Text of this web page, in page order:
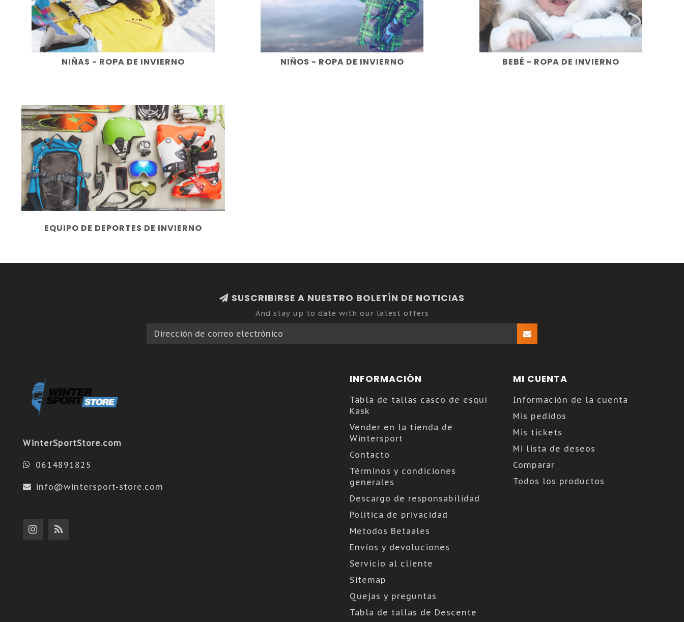
NIÑAS - ROPA DE INVIERNO NIÑOS - ROPA DE INVIERNO BEBÉ - ROPA DE INVIERNO
EQUIPO DE DEPORTES DE INVIERNO
SUSCRIBIRSE A NUESTRO BOLETÍN DE NOTICIAS
And stay up to date with our latest offers
WinterSportStore.com
0614891825
info@wintersport-store.com
INFORMACIÓN
Tabla de tallas casco de esquí
Kask
Vender en la tienda de
Wintersport
Contacto
Términos y condiciones
generales
Descargo de responsabilidad
Política de privacidad
Metodos Betaales
Envíos y devoluciones
Servicio al cliente
Sitemap
Quejas y preguntas
Tabla de tallas de Descente
MI CUENTA
Información de la cuenta
Mis pedidos
Mis tickets
Mi lista de deseos
Comparar
Todos los productos